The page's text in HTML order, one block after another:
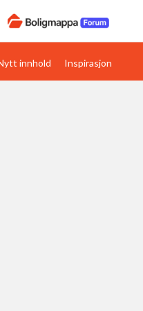
Boligens papirer
innhold Inspirasjon